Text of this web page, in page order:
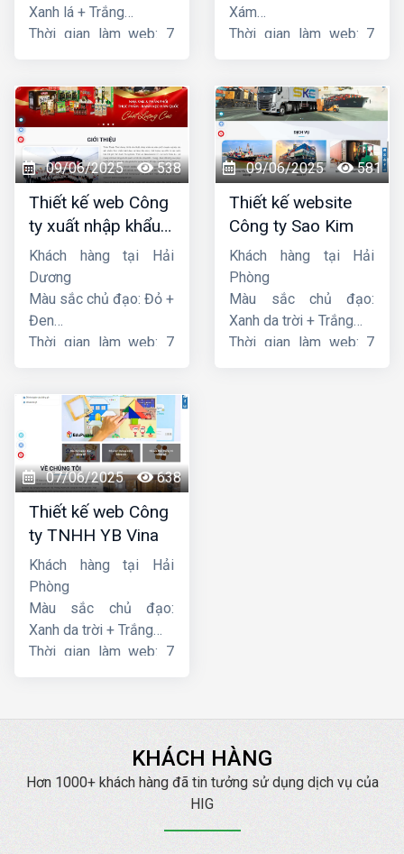
Xanh lá + Trắng
Thời gian làm web: 7
Xám
Thời gian làm web: 7
09/06/2025 538
Thiết kế web Công
ty xuất nhập khẩu
Thiên Thuận Phát
Khách hàng tại Hải
Dương
Màu sắc chủ đạo: Đỏ +
Đen
Thời gian làm web: 7
09/06/2025 581
Thiết kế website
Công ty Sao Kim
Khách hàng tại Hải
Phòng
Màu sắc chủ đạo:
Xanh da trời + Trắng
Thời gian làm web: 7
07/06/2025 638
Thiết kế web Công
ty TNHH YB Vina
Khách hàng tại Hải
Phòng
Màu sắc chủ đạo:
Xanh da trời + Trắng
Thời gian làm web: 7
KHÁCH HÀNG
Hơn 1000+ khách hàng đã tin tưởng sử dụng dịch vụ của
HIG